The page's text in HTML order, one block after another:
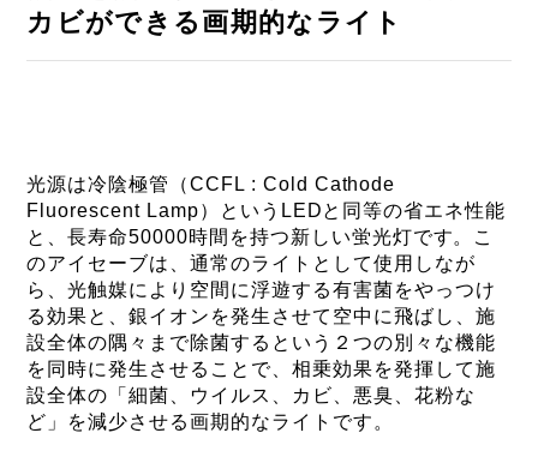
カビができる画期的なライト
光源は冷陰極管（CCFL : Cold Cathode
Fluorescent Lamp）というLEDと同等の省エネ性能
と、長寿命50000時間を持つ新しい蛍光灯です。こ
のアイセーブは、通常のライトとして使用しなが
ら、光触媒により空間に浮遊する有害菌をやっつけ
る効果と、銀イオンを発生させて空中に飛ばし、施
設全体の隅々まで除菌するという２つの別々な機能
を同時に発生させることで、相乗効果を発揮して施
設全体の「細菌、ウイルス、カビ、悪臭、花粉な
ど」を減少させる画期的なライトです。